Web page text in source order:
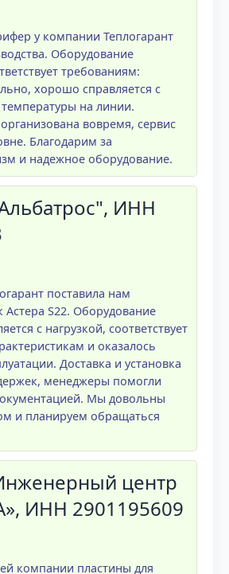
у компании Теплогарант
Оборудование
требованиям:
хорошо справляется с
на линии.
вовремя, сервис
Благодарим за
и надежное оборудование.
ИНН
поставила нам
S22. Оборудование
с нагрузкой, соответствует
и оказалось
Доставка и установка
менеджеры помогли
Мы довольны
и планируем обращаться
центр
ИНН 2901195609
компании пластины для